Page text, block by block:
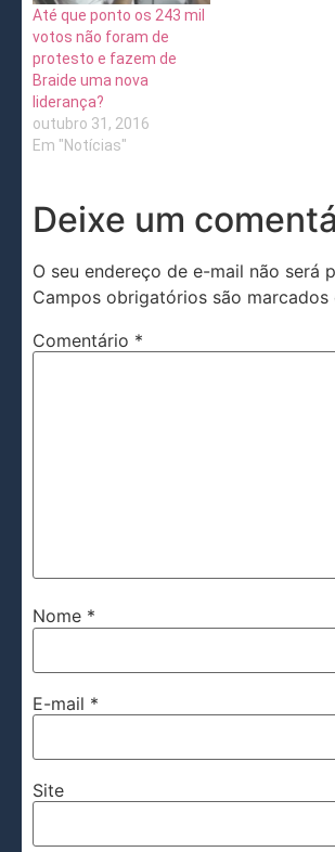
Até que ponto os 243 mil
votos não foram de
protesto e fazem de
Braide uma nova
liderança?
outubro 31, 2016
Em "Notícias"
Deixe um
O seu endereço de e-mail não será
Campos obrigatórios são marcados
Comentário *
Nome *
E-mail *
Site